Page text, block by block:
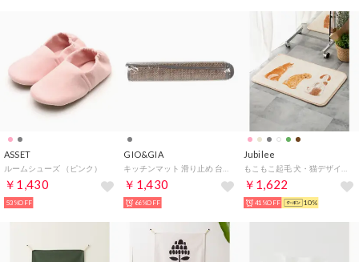
ASSET
ルームシューズ （ピンク）
￥1,430
53%OFF
GIO&GIA
￥1,430
66%OFF
Jubilee
￥1,622
41%OFF 10%